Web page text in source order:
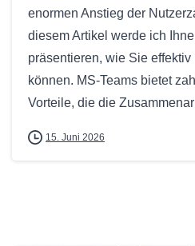
enormen Anstieg der
diesem Artikel werde ich
präsentieren, wie Sie effektiv
können. MS-Teams bietet
Vorteile, die die
15. Juni 2026